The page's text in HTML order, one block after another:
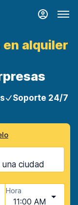
en alquiler
Soporte 24/7
Hora
11:00 AM